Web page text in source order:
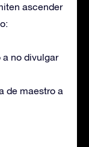
ascender
no divulgar
de maestro a